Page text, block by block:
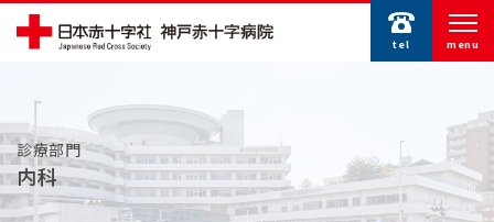
tel menu
診療部門
内科